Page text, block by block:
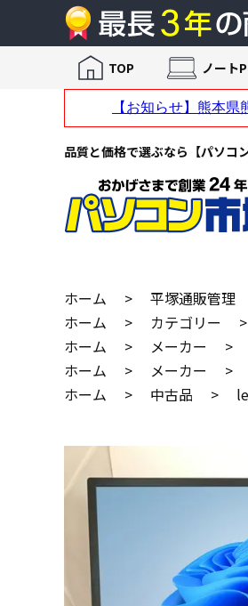
品質と価格で選ぶなら【パソコ
TOP ノート
ホーム > 平塚通販管理
ホーム
> カテゴリー >
ホーム
> メーカー >
ホーム
> メーカー >
ホーム
> 中古品 >